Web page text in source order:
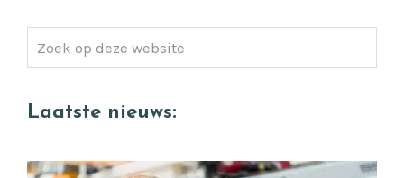
Zoek
op
website
Laatste nieuws: